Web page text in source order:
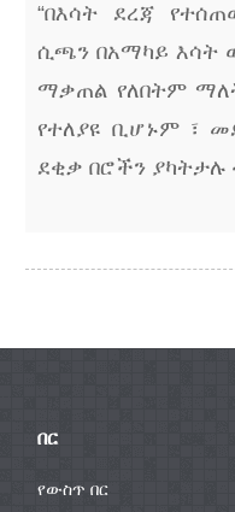
“በእሳት ደረጃ
ሲጫን በአማካይ እሳት
ማቃጠል የለበትም
የተለያዩ ቢሆኑም ፣
ደቂቃ በሮችን ያካትታሉ
በር
የውስጥ በር